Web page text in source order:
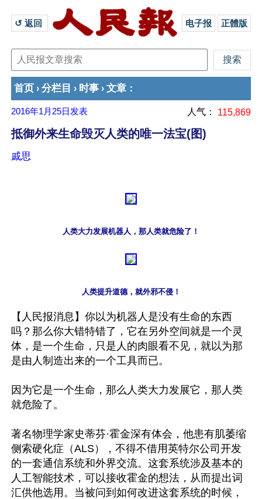
↺ 返回 电子报 正體版
首页 › 分栏目 › 时事 › 文章 ：
2016年1月25日 发表 人气： 115,869
抵御外来生命毁灭人类的唯一法宝(图)
戚思
人类大力发展机器人，那人类就危险了！
人类提升道德，就外邪不侵！
【人民报消息】你以为机器人是没有生命的东西
吗？那么你大错特错了，它在另外空间就是一个灵
体，是一个生命，只是人的肉眼看不见，就以为那
是由人制造出来的一个工具而已。
因为它是一个生命，那么人类大力发展它，那人类
就危险了。
著名物理学家史蒂芬·霍金深有体会，他患有肌萎缩
侧索硬化症（ALS），不得不借用英特尔公司开发
的一套通信系统和外界交流。这套系统涉及基本的
人工智能技术，可以接收霍金的想法，从而提出词
汇供他选用。当被问到如何改进这套系统的时候，